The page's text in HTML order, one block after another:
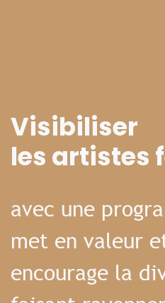
Visibiliser
les artistes
avec une
met en valeur
encourage la